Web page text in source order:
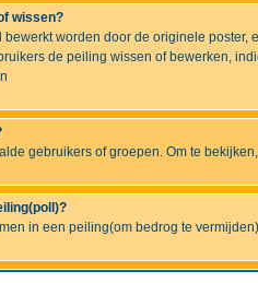
wissen?
worden door de originele
de peiling wissen of bewerken,
gebruikers of groepen. Om te
in een peiling(om bedrog te